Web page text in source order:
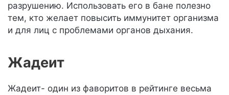
разрушению. Использовать его в бане полезно
тем, кто желает повысить иммунитет организма
и для лиц с проблемами органов дыхания.
Жадеит
Жадеит- один из фаворитов в рейтинге весьма